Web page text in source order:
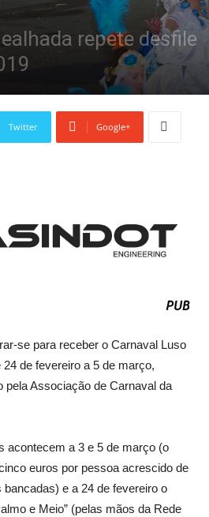
repete desfile
Twitter Google+
se para receber o Carnaval Luso
de fevereiro a 5 de março,
pela Associação de Carnaval da
acontecem a 3 e 5 de março (o
euros por pessoa acrescido de
e a 24 de fevereiro o
e Meio” (pelas mãos da Rede